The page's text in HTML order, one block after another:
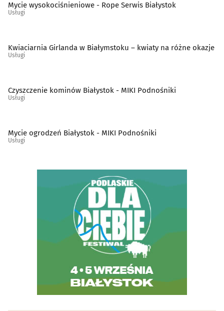
Sprzęt RTV, AGD - naprawa, montaż(27)
Szklarze
Telekomunikacja - systemy, usługi(15)
Telewizja kablowa, cyfrowa, naziemna (10)
Mycie wysokociśnieniowe - Rope Serwis Białystok
Usługi
Kwiaciarnia Girlanda w Białymstoku – kwiaty na różne okazje
Usługi
Czyszczenie kominów Białystok - MIKI Podnośniki
Usługi
Mycie ogrodzeń Białystok - MIKI Podnośniki
Usługi